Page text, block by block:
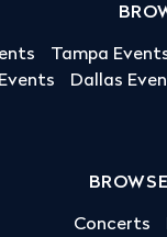
Tampa
Dallas
Concerts